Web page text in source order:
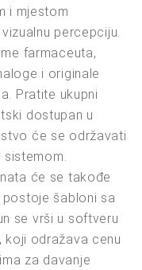
i mjestom
percepciju.
farmaceuta,
i originale
Pratite ukupni
dostupan u
će se održavati
sistemom.
će se takođe
šabloni sa
se vrši u softveru
odražava cenu
za davanje